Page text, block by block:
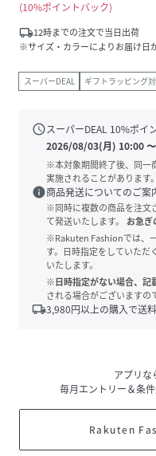
10%ポイントバック
local_shipping12時までの注文で当日出荷
※サイズ・カラーによりお届け日
スーパーDEAL ギフトラッピング
scheduleスーパーDEAL 10%ポイ
2026/08/03(月) 10:00〜
※本対象期間終了後、同一
実施されることがあります。
info商品発送についてのご案
※同時に複数の商品を注文
て発送いたします。
お急ぎ
※Rakuten Fashionでは、
す。日時指定をしていただ
いたします。
※日時指定がない場合、記
される場合がございますの
local_shipping3,980円以上の購入で送
アプリな
毎月エントリー＆条件
Rakuten